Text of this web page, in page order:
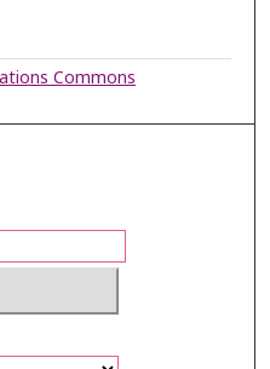
Commons